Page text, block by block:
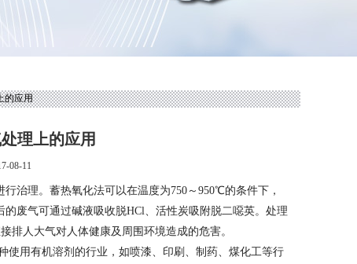
的应用
理上的应用
08-11
治理。蓄热氧化法可以在温度为750～950℃的条件下，
废气可通过碱液吸收脱HCl、活性炭吸附脱二噁英。处理
排人大气对人体健康及周围环境造成的危害。
用有机溶剂的行业，如喷漆、印刷、制药、煤化工等行